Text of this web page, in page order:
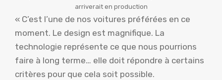
arriverait en production
« C’est l’une de nos voitures préférées en ce
moment. Le design est magnifique. La
technologie représente ce que nous pourrions
faire à long terme… elle doit répondre à certains
critères pour que cela soit possible.